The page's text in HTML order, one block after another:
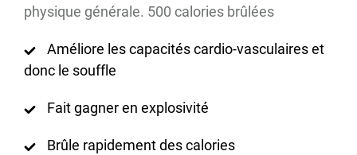
physique générale. 500 calories brûlées
Améliore les capacités cardio-vasculaires et
donc le souffle
Fait gagner en explosivité
Brûle rapidement des calories